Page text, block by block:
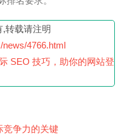
转载请注明
4766.html
SEO 技巧，助你的网站登
竞争力的关键